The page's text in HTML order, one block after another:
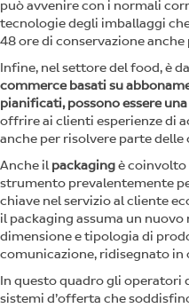
può avvenire con i normali
tecnologie degli imballaggi
48 ore di conservazione anche
Infine, nel settore del food, è
commerce basati su
pianificati, possono essere
offrire ai clienti esperienze di
anche per risolvere parte
Anche il packagingè coinvolto
strumento prevalentemente
chiave nel servizio al cliente
il packaging assuma un
dimensione e tipologia di
comunicazione, ridisegnato
In questo quadro gli
sistemi d’offerta che